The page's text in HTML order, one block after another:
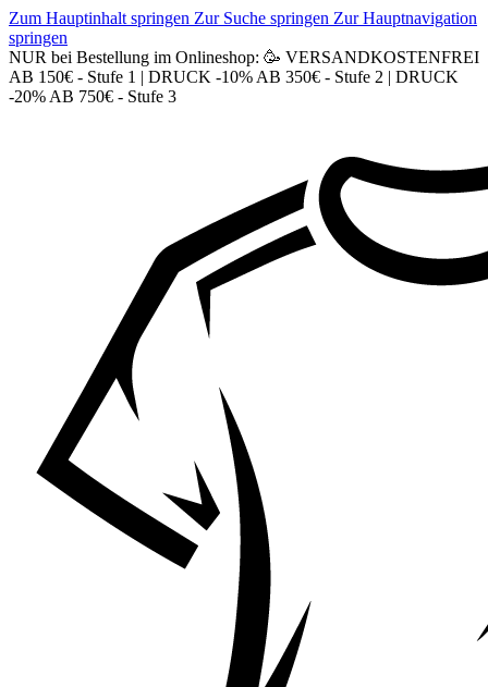
Zum Hauptinhalt springen Zur Suche springen Zur Hauptnavigation
springen
NUR bei Bestellung im Onlineshop: 🥳 VERSANDKOSTENFREI
AB 150€ - Stufe 1 | DRUCK -10% AB 350€ - Stufe 2 | DRUCK
-20% AB 750€ - Stufe 3